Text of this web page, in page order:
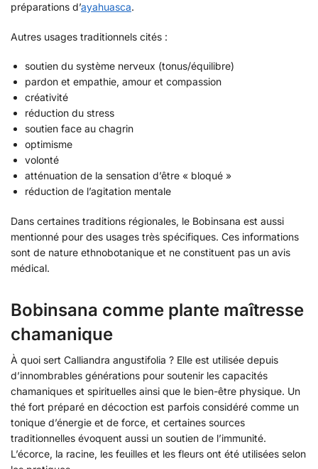
préparations d’ayahuasca.
Autres usages traditionnels cités :
soutien du système nerveux (tonus/équilibre)
pardon et empathie, amour et compassion
créativité
réduction du stress
soutien face au chagrin
optimisme
volonté
atténuation de la sensation d’être « bloqué »
réduction de l’agitation mentale
Dans certaines traditions régionales, le Bobinsana est aussi
mentionné pour des usages très spécifiques. Ces informations
sont de nature ethnobotanique et ne constituent pas un avis
médical.
Bobinsana comme plante maîtresse
chamanique
À quoi sert Calliandra angustifolia ? Elle est utilisée depuis
d’innombrables générations pour soutenir les capacités
chamaniques et spirituelles ainsi que le bien-être physique. Un
thé fort préparé en décoction est parfois considéré comme un
tonique d’énergie et de force, et certaines sources
traditionnelles évoquent aussi un soutien de l’immunité.
L’écorce, la racine, les feuilles et les fleurs ont été utilisées selon